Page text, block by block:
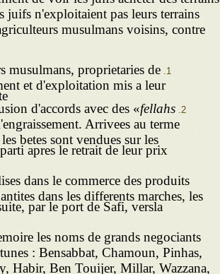
juifs n'exploitaient pas leurs terrains
musulmans voisins, contre
musulmans, proprietaries de
et d'exploitation mis a leur
d'accords avec des «fellahs
Arrivees au terme
betes sont vendues sur les
apres le retrait de leur prix
dans le commerce des produits
dans les differents marches, les
par le port de Safi, versla
les noms de grands negociants
: Bensabbat, Chamoun, Pinhas,
Habir, Ben Touijer, Millar, Wazzana,